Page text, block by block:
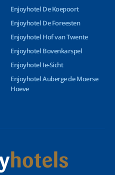
Enjoyhotel De Koepoort
Enjoyhotel De Foreesten
Enjoyhotel Hof van Twente
Enjoyhotel Bovenkarspel
Enjoyhotel Ie-Sicht
Enjoyhotel Auberge de Moerse
Hoeve